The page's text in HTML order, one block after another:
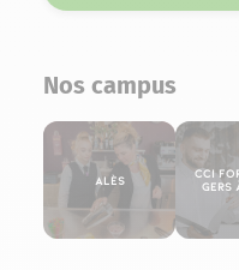
Nos campus
Alès
CCI
Gers